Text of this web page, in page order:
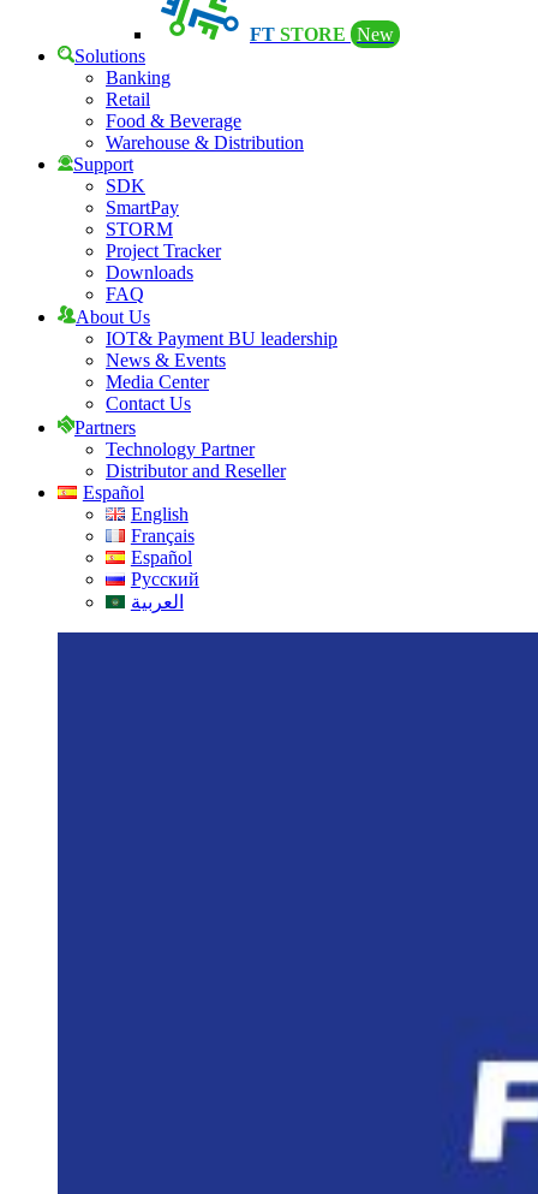
FT STORE New
Solutions
Banking
Retail
Food & Beverage
Warehouse & Distribution
Support
SDK
SmartPay
STORM
Project Tracker
Downloads
FAQ
About Us
IOT& Payment BU leadership
News & Events
Media Center
Contact Us
Partners
Technology Partner
Distributor and Reseller
Español
English
Français
Español
Русский
العربية